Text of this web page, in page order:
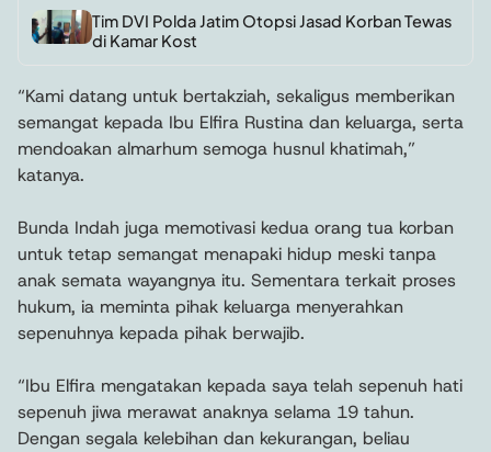
Tim DVI Polda Jatim Otopsi Jasad Korban Tewas
di Kamar Kost
“Kami datang untuk bertakziah, sekaligus memberikan
semangat kepada Ibu Elfira Rustina dan keluarga, serta
mendoakan almarhum semoga husnul khatimah,”
katanya.
Bunda Indah juga memotivasi kedua orang tua korban
untuk tetap semangat menapaki hidup meski tanpa
anak semata wayangnya itu. Sementara terkait proses
hukum, ia meminta pihak keluarga menyerahkan
sepenuhnya kepada pihak berwajib.
“Ibu Elfira mengatakan kepada saya telah sepenuh hati
sepenuh jiwa merawat anaknya selama 19 tahun.
Dengan segala kelebihan dan kekurangan, beliau